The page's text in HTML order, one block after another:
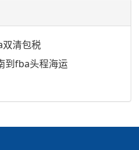
清包税
到fba头程海运